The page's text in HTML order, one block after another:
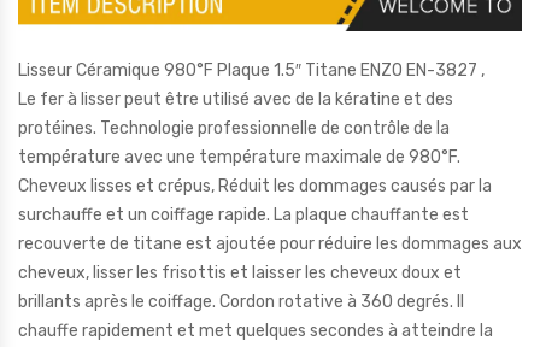
Lisseur Céramique 980°F Plaque 1.5″ Titane ENZO EN-3827 ,
Le fer à lisser peut être utilisé avec de la kératine et des
protéines. Technologie professionnelle de contrôle de la
température avec une température maximale de 980°F.
Cheveux lisses et crépus, Réduit les dommages causés par la
surchauffe et un coiffage rapide. La plaque chauffante est
recouverte de titane est ajoutée pour réduire les dommages aux
cheveux, lisser les frisottis et laisser les cheveux doux et
brillants après le coiffage. Cordon rotative à 360 degrés. Il
chauffe rapidement et met quelques secondes à atteindre la